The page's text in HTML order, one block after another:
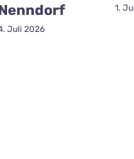
Juli 2026
1.